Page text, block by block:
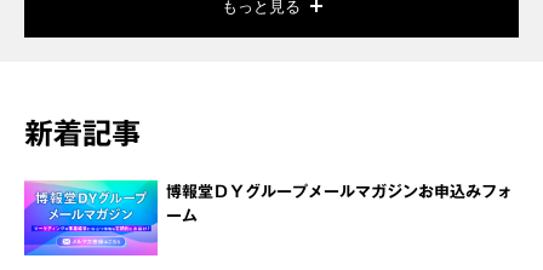
もっと見る
新着記事
博報堂ＤＹグループメールマガジンお申込みフォ
ーム